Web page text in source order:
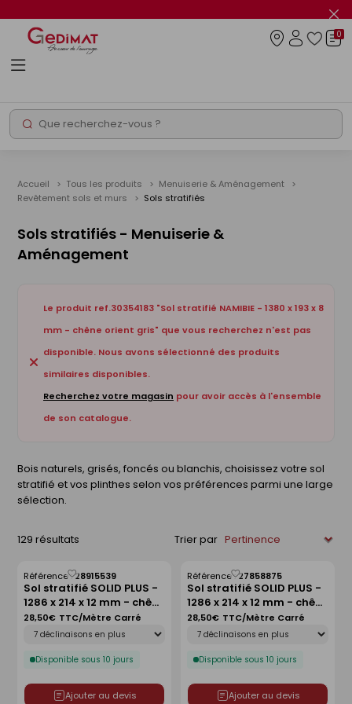
le
info
Rechercher
0
Accueil Tous les produits
Menuiserie & Aménagement
Revêtement sols et murs
Sols stratifiés
Sols stratifiés - Menuiserie &
Aménagement
Le produit ref.30354183 "Sol stratifié NAMIBIE - 1380 x 193 x 8
mm - chêne orient gris" que vous recherchez n'est pas
disponible. Nous avons sélectionné des produits
similaires disponibles.
Recherchez votre magasin pour avoir accès à l'ensemble
de son catalogue.
Bois naturels, grisés, foncés ou blanchis, choisissez votre sol
stratifié et vos plinthes selon vos préférences parmi une large
sélection.
129 résultats Trier par
Sol stratifié SOLID PLUS -
1286 x 214 x 12 mm - chêne
pralin
Référence :28915539
Disponible sous 10 jours
28,50€ TTC/Mètre Carré
Ajouter au devis
Enregistrer
comme
liste
Sol stratifié SOLID PLUS -
1286 x 214 x 12 mm - chêne
lin
Référence :27858875
Disponible sous 10 jours
28,50€ TTC/Mètre Carré
Ajouter au devis
Enregistrer
comme
liste